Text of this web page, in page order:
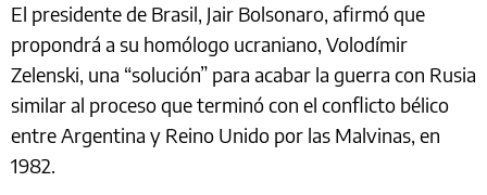
El presidente de Brasil, Jair Bolsonaro, afirmó que
propondrá a su homólogo ucraniano, Volodímir
Zelenski, una “solución” para acabar la guerra con Rusia
similar al proceso que terminó con el conflicto bélico
entre Argentina y Reino Unido por las Malvinas, en
1982.